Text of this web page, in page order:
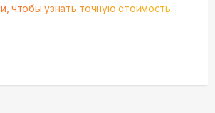
чтобы узнать точную стоимость.